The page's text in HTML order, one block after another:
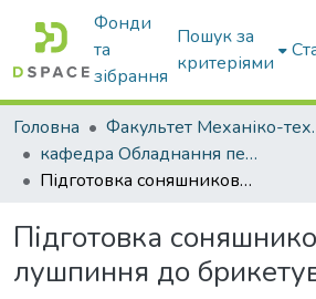
Фонди
та
зібрання
Пошук за
критеріями
Головна
кафедра Обладнання переробних і харчових виробництв ім. професора Ф.Ю. Ялпачика
Підготовка соняшникового лушпиння до брикетування
Підготовка
лушпиння до